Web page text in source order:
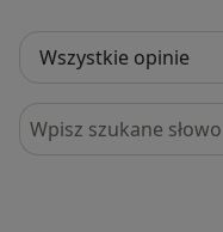
Szukaj w opiniach